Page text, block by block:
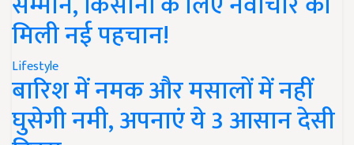
मिली नई पहचान!
Lifestyle
बारिश में नमक और मसालों में नहीं
घुसेगी नमी, अपनाएं ये 3 आसान देसी